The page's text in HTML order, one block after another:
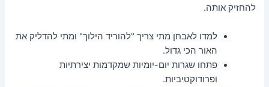
להחזיק אותה.
למדו לאבחן מתי צריך "להוריד הילוך" ומתי להדליק את
האור הכי גדול.
פתחו שגרות יום-יומיות שמקדמות יצירתיות
ופרודוקטיביות.